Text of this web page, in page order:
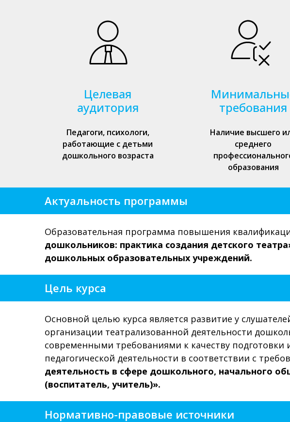
Целевая
аудитория
Педагоги, психологи,
работающие с детьми
дошкольного возраста
требования
Наличие высшего
среднего
образования
Актуальность программы
Образовательная программа повышения
дошкольников: практика создания детского
дошкольных образовательных учреждений.
Цель курса
Основной целью курса является развитие у
организации театрализованной деятельности
современными требованиями к качеству
педагогической деятельности в соответствии с
деятельность в сфере дошкольного, начального
(воспитатель, учитель)».
Нормативно-правовые источники